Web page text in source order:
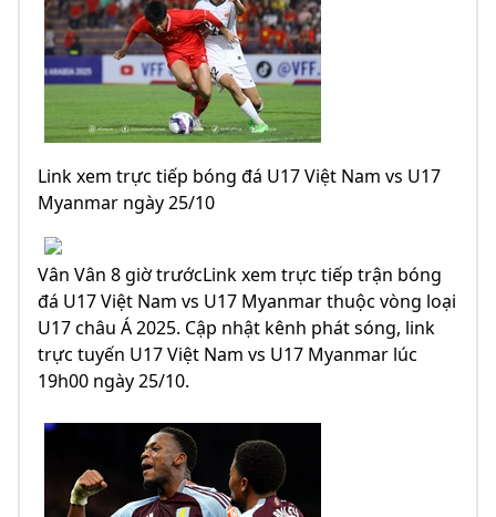
Link xem trực tiếp bóng đá U17 Việt Nam vs U17
Myanmar ngày 25/10
Vân Vân 8 giờ trướcLink xem trực tiếp trận bóng
đá U17 Việt Nam vs U17 Myanmar thuộc vòng loại
U17 châu Á 2025. Cập nhật kênh phát sóng, link
trực tuyến U17 Việt Nam vs U17 Myanmar lúc
19h00 ngày 25/10.